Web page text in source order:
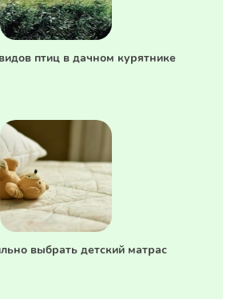
птиц в дачном курятнике
выбрать детский матрас